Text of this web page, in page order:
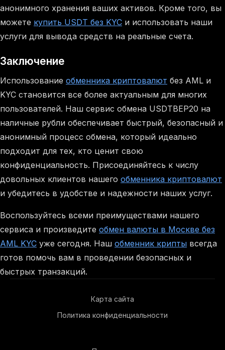
анонимного хранения ваших активов. Кроме того, вы
можете купить USDT без KYC и использовать наши
услуги для вывода средств на реальные счета.
Заключение
Использование обменника криптовалют без AML и
KYC становится все более актуальным для многих
пользователей. Наш сервис обмена USDTBEP20 на
наличные рубли обеспечивает быстрый, безопасный и
анонимный процесс обмена, который идеально
подходит для тех, кто ценит свою
конфиденциальность. Присоединяйтесь к числу
довольных клиентов нашего обменника криптовалют
и убедитесь в удобстве и надежности наших услуг.
Воспользуйтесь всеми преимуществами нашего
сервиса и произведите обмен валюты в Москве без
AML KYC уже сегодня. Наш обменник крипты всегда
готов помочь вам в проведении безопасных и
быстрых транзакций.
Карта сайта
Политика конфиденциальности